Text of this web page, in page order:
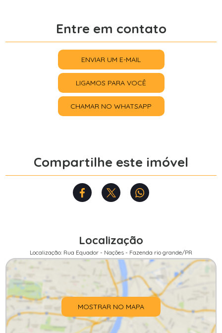
Entre em contato
ENVIAR UM E-MAIL
LIGAMOS PARA VOCÊ
CHAMAR NO WHATSAPP
Compartilhe este imóvel
Localização
Localização: Rua Equador - Nações - Fazenda rio grande/PR
MOSTRAR NO MAPA